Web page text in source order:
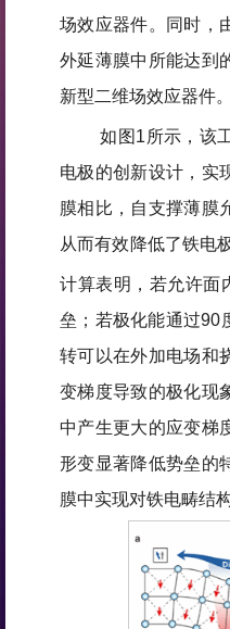
场效应器件。同时，
外延薄膜中所能达到
新型二维场效应器件。
如图1所示，该
电极的创新设计，实
膜相比，自支撑薄膜
从而有效降低了铁电
计算表明，若允许面
垒；若极化能通过90
转可以在外加电场和
变梯度导致的极化现
中产生更大的应变梯
形变显著降低势垒的
膜中实现对铁电畴结